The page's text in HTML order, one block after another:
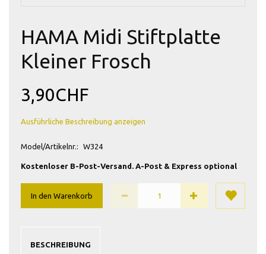
HAMA Midi Stiftplatte
Kleiner Frosch
3,90CHF
Ausführliche Beschreibung anzeigen
Model/Artikelnr.: W324
Kostenloser B-Post-Versand. A-Post & Express optional
In den Warenkorb
BESCHREIBUNG